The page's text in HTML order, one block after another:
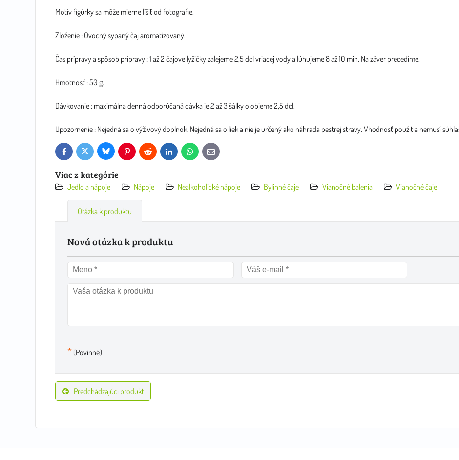
Motív figúrky sa môže mierne líšiť od fotografie.
Zloženie : Ovocný sypaný čaj aromatizovaný.
Čas prípravy a spôsob prípravy : 1 až 2 čajove lyžičky zalejeme 2,5 dcl vriacej vody a lúhujeme 8 až 10 min. Na záver precedíme.
Hmotnosť : 50 g.
Dávkovanie : maximálna denná odporúčaná dávka je 2 až 3 šálky o objeme 2,5 dcl.
Upozornenie : Nejedná sa o výživový doplnok. Nejedná sa o liek a nie je určený ako náhrada pestrej stravy. Vhodnosť použitia nemusí
FacebookTwitter Bluesky PinterestReddit LinkedInWhatsApp
E-
mail
Viac z kategórie
Jedlo a nápoje Nápoje Nealkoholické nápoje Bylinné čaje Vianočné balenia Vianočné čaje
Otázka k produktu
Nová otázka k produktu
* (Povinné)
Predchádzajúci produkt